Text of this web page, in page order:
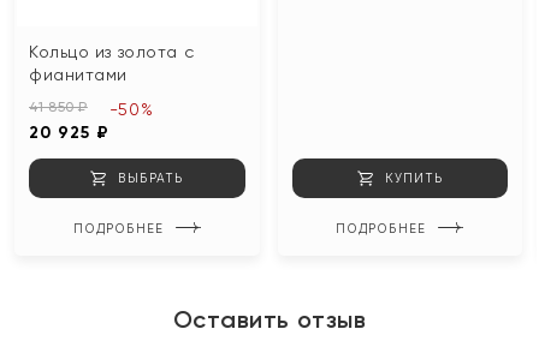
Кольцо из золота с
фианитами
41 850 ₽
20 925 ₽
-50%
ВЫБРАТЬ
ПОДРОБНЕЕ
КУПИТЬ
ПОДРОБНЕЕ
Оставить отзыв